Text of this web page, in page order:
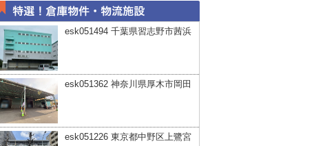
esk051494 千葉県習志野市茜浜
esk051362 神奈川県厚木市岡田
esk051226 東京都中野区上鷺宮